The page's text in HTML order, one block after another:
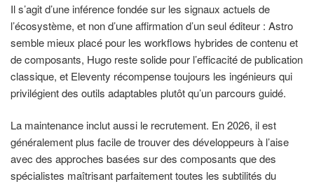
Il s’agit d’une inférence fondée sur les signaux actuels de
l’écosystème, et non d’une affirmation d’un seul éditeur : Astro
semble mieux placé pour les workflows hybrides de contenu et
de composants, Hugo reste solide pour l’efficacité de publication
classique, et Eleventy récompense toujours les ingénieurs qui
privilégient des outils adaptables plutôt qu’un parcours guidé.
La maintenance inclut aussi le recrutement. En 2026, il est
généralement plus facile de trouver des développeurs à l’aise
avec des approches basées sur des composants que des
spécialistes maîtrisant parfaitement toutes les subtilités du